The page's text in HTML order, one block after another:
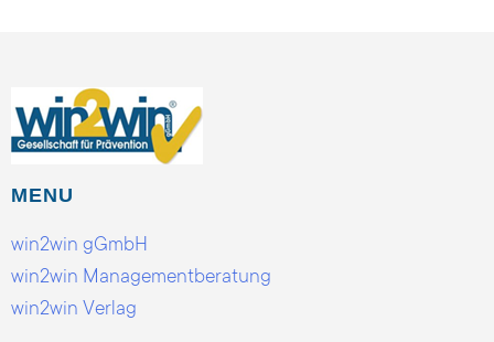
MENU
win2win gGmbH
win2win Managementberatung
win2win Verlag